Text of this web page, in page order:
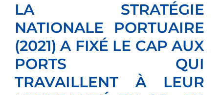
LA STRATÉGIE
NATIONALE PORTUAIRE
(2021) A FIXÉ LE CAP AUX
PORTS QUI
TRAVAILLENT À LEUR